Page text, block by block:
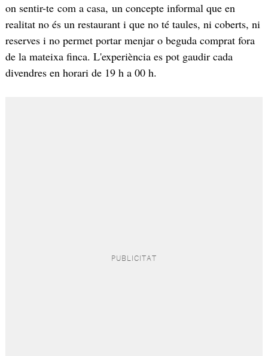
on sentir-te com a casa, un concepte informal que en
realitat no és un restaurant i que no té taules, ni coberts, ni
reserves i no permet portar menjar o beguda comprat fora
de la mateixa finca. L'experiència es pot gaudir cada
divendres en horari de 19 h a 00 h.